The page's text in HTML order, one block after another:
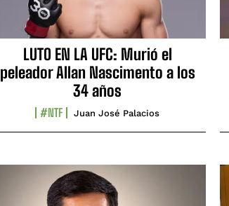
LUTO EN LA UFC: Murió el
peleador Allan Nascimento a los
34 años
#NTF Juan José Palacios